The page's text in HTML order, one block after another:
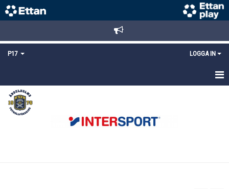
P17 LOGGA IN
HEM
NYHETER